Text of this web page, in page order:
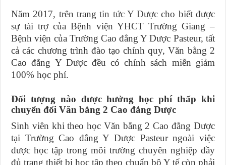
Năm 2017, trên trangtin tức Y Dược cho biết được
sự tài trợ của Bệnh viện YHCT Trường Giang –
Bệnh viện của Trường Cao đẳng Y Dược Pasteur, tất
cả các chương trình đào tạo chính quy, Văn bằng 2
Cao đẳng Y Dược đều có chính sách miễn giảm
100% học phí.
Đối tượng nào được hưởng học phí thấp khi
chuyển đổi Văn bằng 2 Cao đẳng Dược
Sinh viên khi theo học Văn bằng 2 Cao đẳng Dược
tại Trường Cao đẳng Y Dược Pasteur ngoài việc
được học tập trong môi trường chuyên nghiệp đầy
đủ trang thiết bị học tập theo chuẩn bộ Y tế còn phải